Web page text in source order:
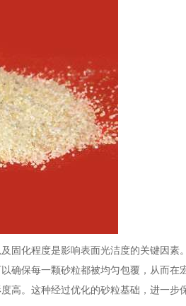
化程度是影响表面光洁度的关键因素
确保每一颗砂粒都被均匀包覆，从而在
高。这种经过优化的砂粒基础，进一步